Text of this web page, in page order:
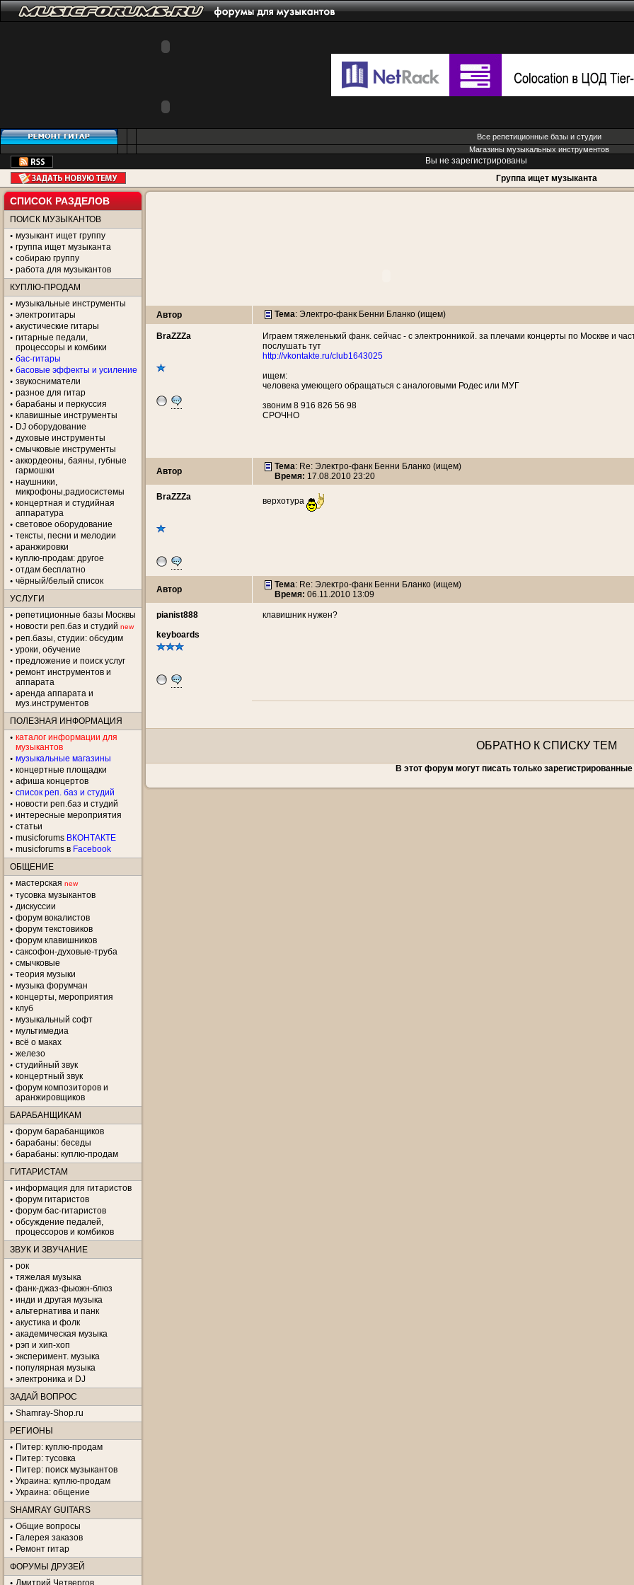
Все репетиционные базы и студии
Магазины музыкальных инструментов
Вы не зарегистрированы
Группа ищет музыканта
СПИСОК РАЗДЕЛОВ
ПОИСК МУЗЫКАНТОВ
музыкант ищет группу
группа ищет музыканта
собираю группу
работа для музыкантов
КУПЛЮ-ПРОДАМ
музыкальные инструменты
электрогитары
акустические гитары
гитарные педали,
процессоры и комбики
бас-гитары
басовые эффекты и усиление
звукосниматели
разное для гитар
барабаны и перкуссия
клавишные инструменты
DJ оборудование
духовые инструменты
смычковые инструменты
аккордеоны, баяны, губные
гармошки
наушники,
микрофоны,радиосистемы
концертная и студийная
аппаратура
световое оборудование
тексты, песни и мелодии
аранжировки
куплю-продам: другое
отдам бесплатно
чёрный/белый список
УСЛУГИ
репетиционные базы Москвы
новости реп.баз и студий new
реп.базы, студии: обсудим
уроки, обучение
предложение и поиск услуг
ремонт инструментов и
аппарата
аренда аппарата и
муз.инструментов
ПОЛЕЗНАЯ ИНФОРМАЦИЯ
каталог информации для
музыкантов
музыкальные магазины
концертные площадки
aфиша концертов
список реп. баз и студий
новости реп.баз и студий
интересные мероприятия
статьи
musicforums ВКОНТАКТЕ
musicforums в Facebook
ОБЩЕНИЕ
мастерская new
тусовка музыкантов
дискуссии
форум вокалистов
форум текстовиков
форум клавишников
саксофон-духовые-труба
смычковые
теория музыки
музыка форумчан
концерты, мероприятия
клуб
музыкальный софт
мультимедиа
всё о маках
железо
студийный звук
концертный звук
форум композиторов и
аранжировщиков
БАРАБАНЩИКАМ
форум барабанщиков
барабаны: беседы
барабаны: куплю-продам
ГИТАРИСТАМ
информация для гитаристов
форум гитаристов
форум бас-гитаристов
обсуждение педалей,
процессоров и комбиков
ЗВУК И ЗВУЧАНИЕ
рок
тяжелая музыка
фанк-джаз-фьюжн-блюз
инди и другая музыка
альтернатива и панк
акустика и фолк
академическая музыка
рэп и хип-хоп
эксперимент. музыка
популярная музыка
электроника и DJ
ЗАДАЙ ВОПРОС
Shamray-Shop.ru
РЕГИОНЫ
Питер: куплю-продам
Питер: тусовка
Питер: поиск музыкантов
Украина: куплю-продам
Украина: общение
SHAMRAY GUITARS
Общие вопросы
Галерея заказов
Ремонт гитар
ФОРУМЫ ДРУЗЕЙ
Дмитрий Четвергов
Автор Тема: Электро-фанк Бенни Бланко (ищем)
BraZZZa
Играем тяжеленький фанк. сейчас - с электронникой. за плечами концерты по Москве и
послушать тут
http://vkontakte.ru/club1643025
ищем:
человека умеющего обращаться с аналоговыми Родес или МУГ
звоним 8 916 826 56 98
СРОЧНО
Автор Тема: Re: Электро-фанк Бенни Бланко (ищем)
Время: 17.08.2010 23:20
BraZZZa верхотура
Автор Тема: Re: Электро-фанк Бенни Бланко (ищем)
Время: 06.11.2010 13:09
pianist888
keyboards
клавишник нужен?
ОБРАТНО К СПИСКУ ТЕМ
В этот форум могут писать только